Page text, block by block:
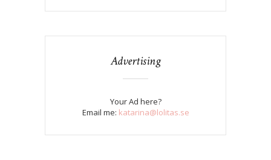
Advertising
Your Ad here?
Email me: katarina@lolitas.se